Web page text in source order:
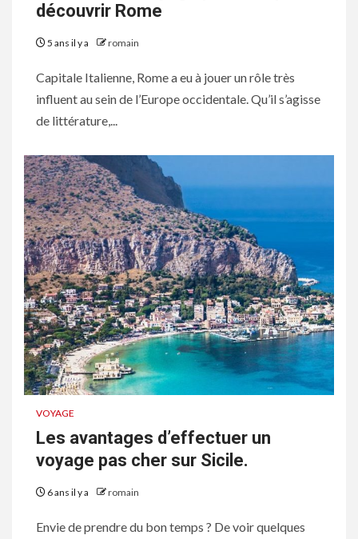
découvrir Rome
5 ans il y a romain
Capitale Italienne, Rome a eu à jouer un rôle très
influent au sein de l’Europe occidentale. Qu’il s’agisse
de littérature,...
VOYAGE
Les avantages d’effectuer un
voyage pas cher sur Sicile.
6 ans il y a romain
Envie de prendre du bon temps ? De voir quelques